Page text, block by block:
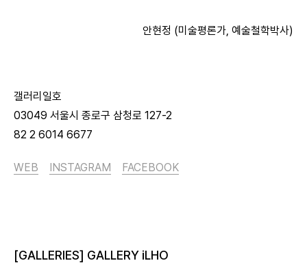
안현정 (미술평론가, 예술철학박사)
갤러리일호
03049 서울시 종로구 삼청로 127-2
82 2 6014 6677
WEB INSTAGRAM FACEBOOK
[GALLERIES] GALLERY iLHO